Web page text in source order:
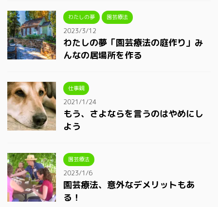
わたしの夢 園芸療法
2023/3/12
わたしの夢「園芸療法の庭作り」み
んなの居場所を作る
仕事観
2021/1/24
もう、さよならを言うのはやめにし
よう
園芸療法
2023/1/6
園芸療法、意外なデメリットもあ
る！